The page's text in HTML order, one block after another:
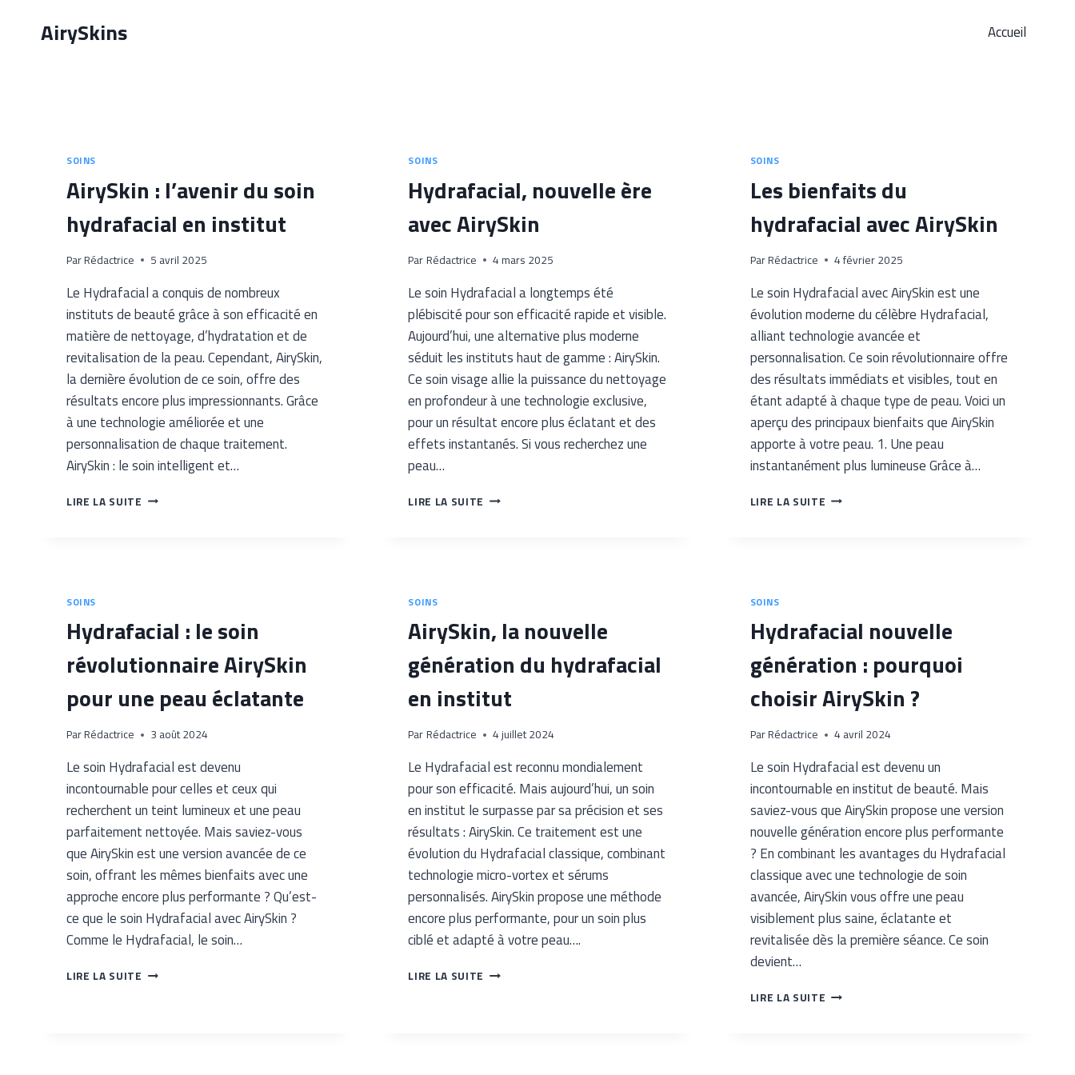
AirySkins Accueil
SOINS
AirySkin : l’avenir du soin
hydrafacial en institut
Par Rédactrice 5 avril 2025
Le Hydrafacial a conquis de nombreux
instituts de beauté grâce à son efficacité en
matière de nettoyage, d’hydratation et de
revitalisation de la peau. Cependant, AirySkin,
la dernière évolution de ce soin, offre des
résultats encore plus impressionnants. Grâce
à une technologie améliorée et une
personnalisation de chaque traitement.
AirySkin : le soin intelligent et…
LIRE LA SUITE AIRYSKIN
SOINS
Hydrafacial, nouvelle ère
avec AirySkin
Par Rédactrice 4 mars 2025
Le soin Hydrafacial a longtemps été
plébiscité pour son efficacité rapide et visible.
Aujourd’hui, une alternative plus moderne
séduit les instituts haut de gamme : AirySkin.
Ce soin visage allie la puissance du nettoyage
en profondeur à une technologie exclusive,
pour un résultat encore plus éclatant et des
effets instantanés. Si vous recherchez une
peau…
LIRE LA SUITE HYDRAFACIAL,
SOINS
Les bienfaits du
hydrafacial avec AirySkin
Par Rédactrice 4 février 2025
Le soin Hydrafacial avec AirySkin est une
évolution moderne du célèbre Hydrafacial,
alliant technologie avancée et
personnalisation. Ce soin révolutionnaire offre
des résultats immédiats et visibles, tout en
étant adapté à chaque type de peau. Voici un
aperçu des principaux bienfaits que AirySkin
apporte à votre peau. 1. Une peau
instantanément plus lumineuse Grâce à…
LIRE LA SUITE LES
SOINS
​Hydrafacial : le soin
révolutionnaire AirySkin
pour une peau éclatante
Par Rédactrice 3 août 2024
Le soin Hydrafacial est devenu
incontournable pour celles et ceux qui
recherchent un teint lumineux et une peau
parfaitement nettoyée. Mais saviez-vous
que AirySkin est une version avancée de ce
soin, offrant les mêmes bienfaits avec une
approche encore plus performante ? Qu’est-
ce que le soin Hydrafacial avec AirySkin ?
Comme le Hydrafacial, le soin…
LIRE LA SUITE
SOINS
​AirySkin, la nouvelle
génération du hydrafacial
en institut
Par Rédactrice 4 juillet 2024
Le Hydrafacial est reconnu mondialement
pour son efficacité. Mais aujourd’hui, un soin
en institut le surpasse par sa précision et ses
résultats : AirySkin. Ce traitement est une
évolution du Hydrafacial classique, combinant
technologie micro-vortex et sérums
personnalisés. AirySkin propose une méthode
encore plus performante, pour un soin plus
ciblé et adapté à votre peau….
LIRE LA SUITE
SOINS
​Hydrafacial nouvelle
génération : pourquoi
choisir AirySkin ?
Par Rédactrice 4 avril 2024
Le soin Hydrafacial est devenu un
incontournable en institut de beauté. Mais
saviez-vous que AirySkin propose une version
nouvelle génération encore plus performante
? En combinant les avantages du Hydrafacial
classique avec une technologie de soin
avancée, AirySkin vous offre une peau
visiblement plus saine, éclatante et
revitalisée dès la première séance. Ce soin
devient…
LIRE LA SUITE